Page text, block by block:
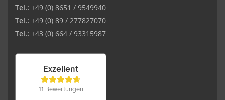
Tel.: +49 (0) 8651 / 9549940
Tel.: +49 (0) 89 / 277827070
Tel.: +43 (0) 664 / 93315987